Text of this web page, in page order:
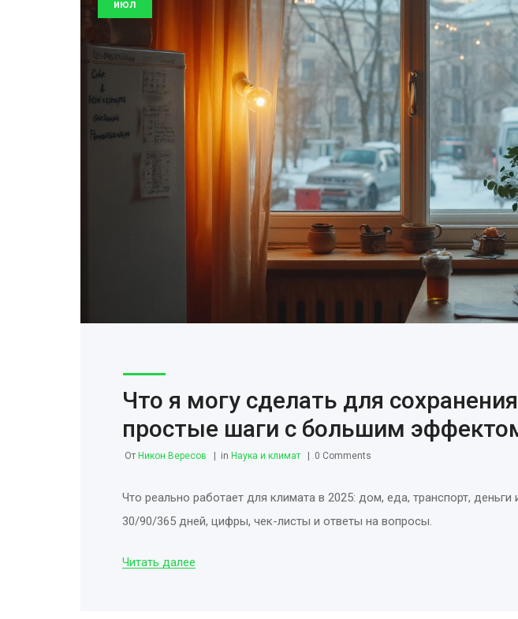
июл
Что я могу сделать для
простые шаги с большим
От Никон Вересов in Наука и климат 0 Comments
Что реально работает для климата в 2025: дом, еда, транспорт,
30/90/365 дней, цифры, чек-листы и ответы на вопросы.
Читать далее